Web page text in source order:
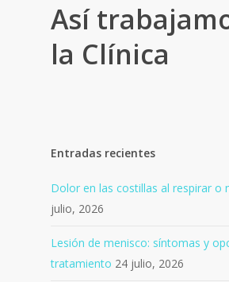
Así
la Clínica
Entradas recientes
Dolor en las costillas al respirar o
julio, 2026
Lesión de menisco: síntomas y
tratamiento 24 julio, 2026